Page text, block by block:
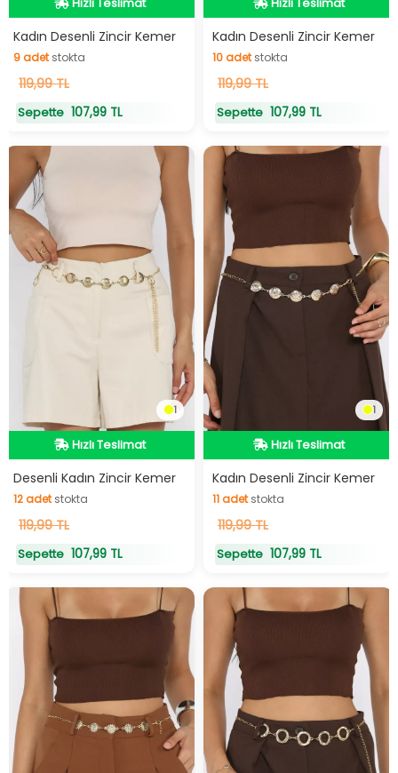
Hızlı Teslimat
Kadın Desenli Zincir Kemer
9adetstokta
9adetstokta
119,99 TL
Sepette 107,99 TL
Hızlı Teslimat
Kadın Desenli Zincir Kemer
10adetstokta
10adetstokta
119,99 TL
Sepette 107,99 TL
1
Hızlı Teslimat
Hızlı Teslimat
Desenli Kadın Zincir Kemer
12adetstokta
12adetstokta
119,99 TL
Sepette 107,99 TL
1
Hızlı Teslimat
Hızlı Teslimat
Kadın Desenli Zincir Kemer
11adetstokta
11adetstokta
119,99 TL
Sepette 107,99 TL